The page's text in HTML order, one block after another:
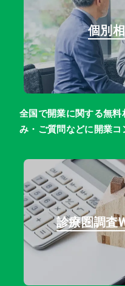
個別
全国で開業に関する無
み・ご質問などに開業コ
診療圏調査